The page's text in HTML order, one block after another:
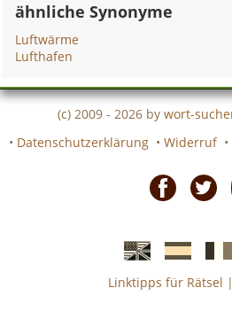
ähnliche Synonyme
Luftwärme
Lufthafen
(c) 2009 - 2026 by wort-
• Datenschutzerklärung • Widerruf •
EnglischeSpanische
Linktipps für Rätsel |